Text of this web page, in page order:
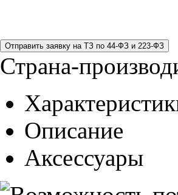
Страна-
Описание
Аксессуары